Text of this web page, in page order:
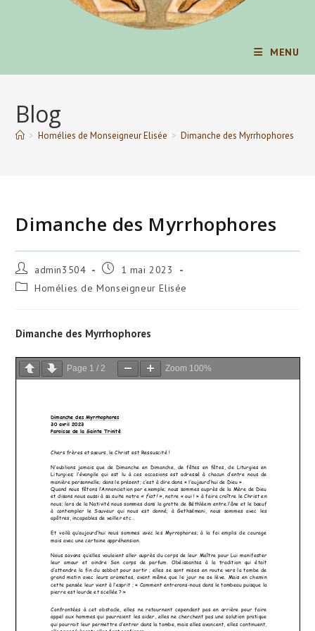
MENU
Blog
> Homélies de Monseigneur Elisée > Dimanche des Myrrhophores
Dimanche des Myrrhophores
Auteur/autrice
de
la
admin3504
Publication
1 mai 2023
Post Homélies de Monseigneur Elisée
Dimanche des Myrrhophores
Page 1 /2 Zoom 100%